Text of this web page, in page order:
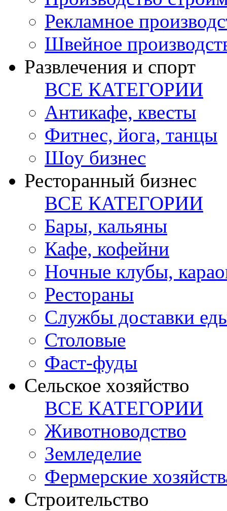
Рекламное
Швейное
Развлечения и спорт
ВСЕ КАТЕГОРИИ
Антикафе, квесты
Фитнес, йога, танцы
Шоу бизнес
Ресторанный бизнес
ВСЕ КАТЕГОРИИ
Бары, кальяны
Кафе, кофейни
Ночные клубы,
Рестораны
Службы доставки
Столовые
Фаст-фуды
Сельское хозяйство
ВСЕ КАТЕГОРИИ
Животноводство
Земледелие
Фермерские
Строительство